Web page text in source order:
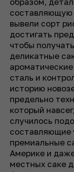
составляющую
вывели сорт
достигать
чтобы
деликатные
сталь и
историю
предельно
который
случилось
составляющие
премиальные
Америке и
местных саке